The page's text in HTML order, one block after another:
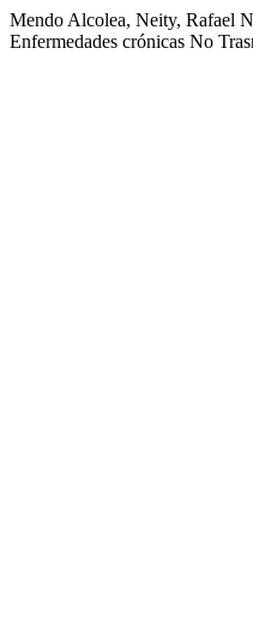
Mendo Alcolea, Neity, Rafael
Enfermedades crónicas No